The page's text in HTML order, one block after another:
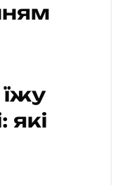
їжу
які